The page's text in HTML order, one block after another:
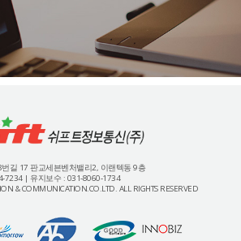
길 17 판교세븐벤처밸리2, 이랜텍동 9층
7234 | 유지보수 : 031-8060-1734
& COMMUNICATION.CO.LTD. ALL RIGHTS RESERVED